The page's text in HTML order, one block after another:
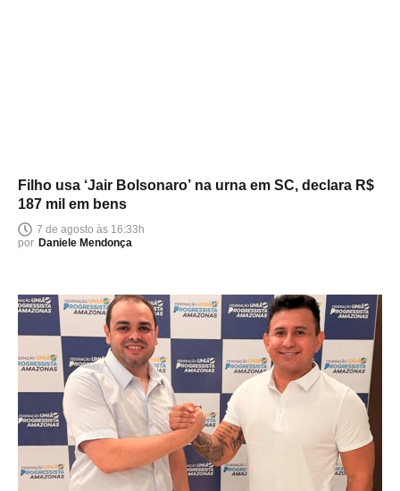
Filho usa ‘Jair Bolsonaro’ na urna em SC, declara R$
187 mil em bens
7 de agosto às 16:33h
por Daniele Mendonça